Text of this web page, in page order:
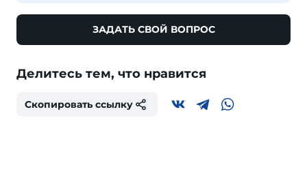
ЗАДАТЬ СВОЙ ВОПРОС
Делитесь тем, что нравится
Скопировать ссылку